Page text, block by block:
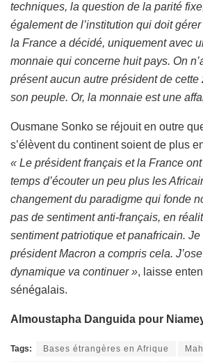
techniques, la question de la parité
également de l’institution qui doit
la France a décidé, uniquement avec
monnaie qui concerne huit pays. On
présent aucun autre président de cette
son peuple. Or, la monnaie est une
Ousmane Sonko se réjouit en outre
s’élèvent du continent soient de plus
« Le président français et la France
temps d’écouter un peu plus les
changement du paradigme qui fonde
pas de sentiment anti-français, en
sentiment patriotique et panafricain.
président Macron a compris cela.
dynamique va continuer », laisse
sénégalais.
Almoustapha Danguida pour
Tags: Bases étrangères en Afrique